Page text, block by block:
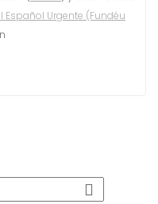
Español Urgente (Fundéu